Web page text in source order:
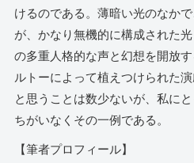
けるのである。薄暗い光のなか
が、かなり無機的に構成された
の多重人格的な声と幻想を開放
ルトーによって植えつけられた
と思うことは数少ないが、私に
ちがいなくその一例である。
【筆者プロフィール】